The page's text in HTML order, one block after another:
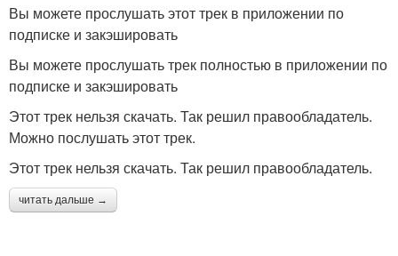
Вы можете прослушать этот трек в приложении по
подписке и закэшировать
Вы можете прослушать трек полностью в приложении по
подписке и закэшировать
Этот трек нельзя скачать. Так решил правообладатель.
Можно послушать этот трек.
Этот трек нельзя скачать. Так решил правообладатель.
читать дальше →